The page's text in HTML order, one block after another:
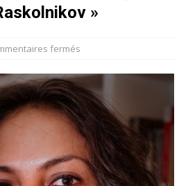
»
fermés